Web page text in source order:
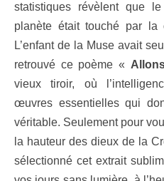
statistiques révèlent que
planète était touché par la
L’enfant de la Muse avait
retrouvé ce poème «
vieux tiroir, où
œuvres essentielles qui
véritable. Seulement pour
la hauteur des dieux de la
sélectionné cet extrait